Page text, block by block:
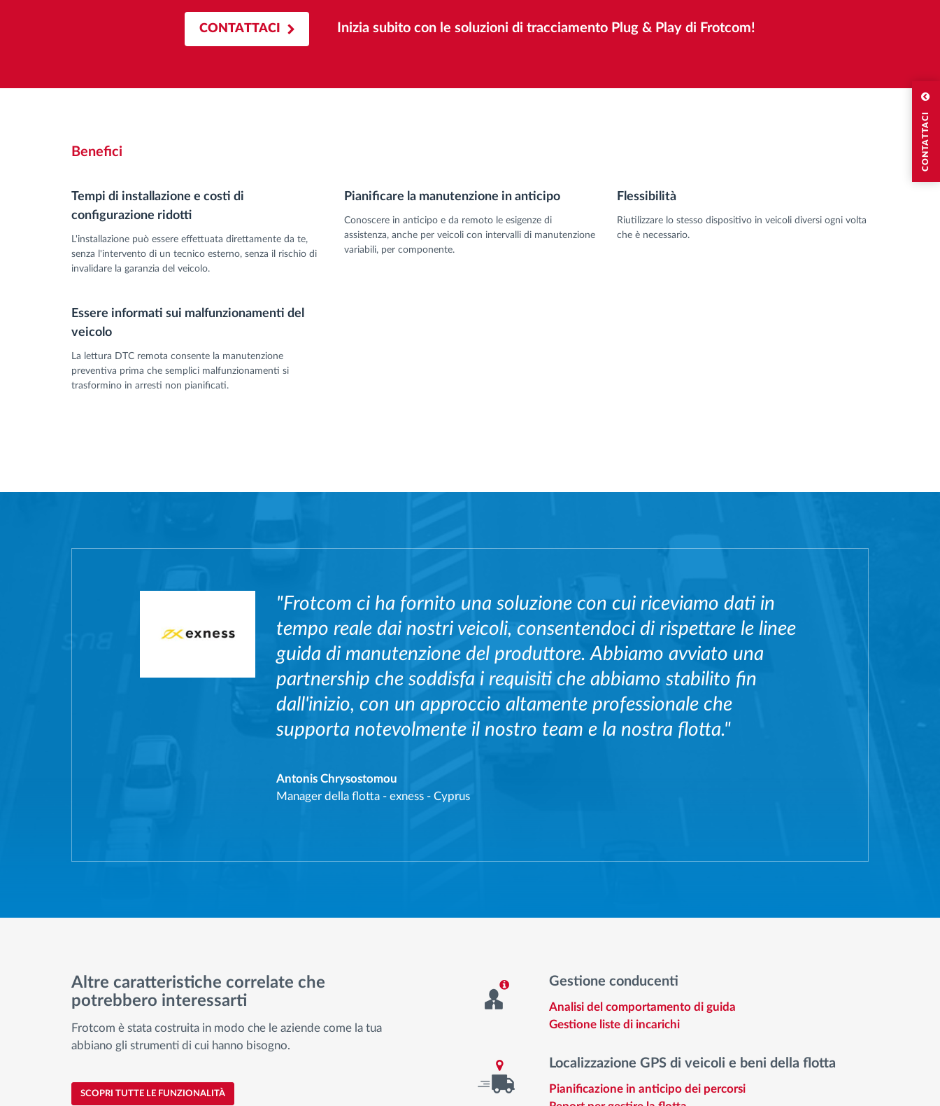
CONTATTACI
CONTATTACI Inizia subito con le soluzioni di tracciamento Plug & Play di Frotcom!
Benefici
Tempi di installazione e costi di
configurazione ridotti
L'installazione può essere effettuata direttamente da te,
senza l'intervento di un tecnico esterno, senza il rischio di
invalidare la garanzia del veicolo.
Pianificare la manutenzione in anticipo
Conoscere in anticipo e da remoto le esigenze di
assistenza, anche per veicoli con intervalli di manutenzione
variabili, per componente.
Flessibilità
Riutilizzare lo stesso dispositivo in veicoli diversi ogni volta
che è necessario.
Essere informati sui malfunzionamenti del
veicolo
La lettura DTC remota consente la manutenzione
preventiva prima che semplici malfunzionamenti si
trasformino in arresti non pianificati.
"Frotcom ci ha fornito una soluzione con cui riceviamo dati in
tempo reale dai nostri veicoli, consentendoci di rispettare le linee
guida di manutenzione del produttore. Abbiamo avviato una
partnership che soddisfa i requisiti che abbiamo stabilito fin
dall'inizio, con un approccio altamente professionale che
supporta notevolmente il nostro team e la nostra flotta."
Antonis Chrysostomou
Manager della flotta - exness - Cyprus
Altre caratteristiche correlate che
potrebbero interessarti
Frotcom è stata costruita in modo che le aziende come la tua
abbiano gli strumenti di cui hanno bisogno.
SCOPRI TUTTE LE FUNZIONALITÀ
Gestione conducenti
Analisi del comportamento di guida
Gestione liste di incarichi
Localizzazione GPS di veicoli e beni della flotta
Pianificazione in anticipo dei percorsi